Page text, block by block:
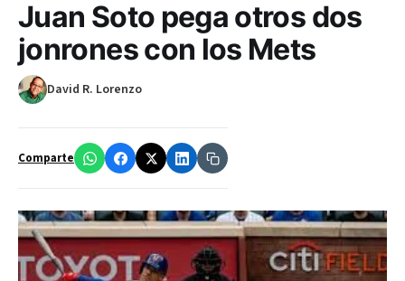
Juan Soto pega otros dos
jonrones con los Mets
David R. Lorenzo
Comparte